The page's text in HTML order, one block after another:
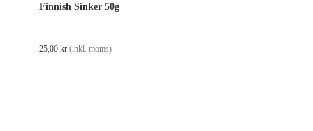
Finnish Sinker 50g
25,00 kr (inkl. moms)